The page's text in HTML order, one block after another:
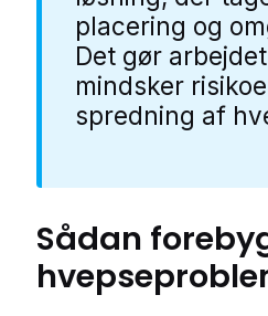
placering og
Det gør
mindsker
spredning af
Sådan